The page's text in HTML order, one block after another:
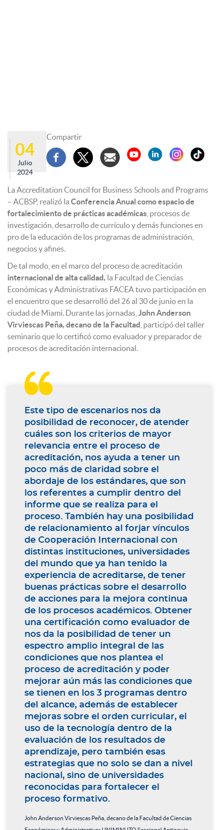
04
Julio
2024
Compartir
La Accreditation Council for Business Schools and Programs
– ACBSP, realizó la Conferencia Anual como espacio de
fortalecimiento de prácticas académicas , procesos de
investigación, desarrollo de currículo y demás funciones en
pro de la educación de los programas de administración,
negocios y afines.
De tal modo, en el marco del proceso de acreditación
internacional de alta calidad, la Facultad de Ciencias
Económicas y Administrativas FACEA tuvo participación en
el encuentro que se desarrolló del 26 al 30 de junio en la
ciudad de Miami. Durante las jornadas, John Anderson
Virviescas Peña, decano de la Facultad , participó del taller
seminario que lo certificó como evaluador y preparador de
procesos de acreditación internacional.

Este tipo de escenarios nos da
posibilidad de reconocer, de atender
cuáles son los criterios de mayor
relevancia entre el proceso de
acreditación, nos ayuda a tener un
poco más de claridad sobre el
abordaje de los estándares, que son
los referentes a cumplir dentro del
informe que se realiza para el
proceso. También hay una posibilidad
de relacionamiento al forjar vínculos
de Cooperación Internacional con
distintas instituciones, universidades
del mundo que ya han tenido la
experiencia de acreditarse, de tener
buenas prácticas sobre el desarrollo
de acciones para la mejora continua
de los procesos académicos. Obtener
una certificación como evaluador de
nos da la posibilidad de tener un
espectro amplio integral de las
condiciones que nos plantea el
proceso de acreditación y poder
mejorar aún más las condiciones que
se tienen en los 3 programas dentro
del alcance, además de establecer
mejoras sobre el orden curricular, el
uso de la tecnología dentro de la
evaluación de los resultados de
aprendizaje, pero también esas
estrategias que no solo se dan a nivel
nacional, sino de universidades
reconocidas para fortalecer el
proceso formativo.
John Anderson Virviescas Peña, decano de la Facultad de Ciencias